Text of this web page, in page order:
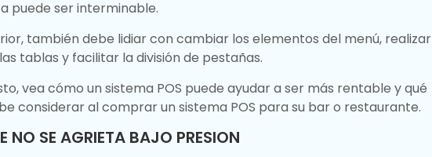
puede ser interminable.
también debe lidiar con cambiar los elementos del menú, realizar
tablas y facilitar la división de pestañas.
vea cómo un sistema POS puede ayudar a ser más rentable y qué
considerar al comprar un sistema POS para su bar o restaurante.
NO SE AGRIETA BAJO PRESION